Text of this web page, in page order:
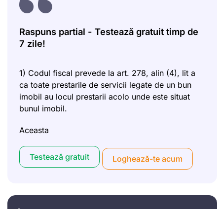
Raspuns partial - Testează gratuit timp de
7 zile!
1) Codul fiscal prevede la art. 278, alin (4), lit a
ca toate prestarile de servicii legate de un bun
imobil au locul prestarii acolo unde este situat
bunul imobil.
Aceasta
Testează gratuit Loghează-te acum